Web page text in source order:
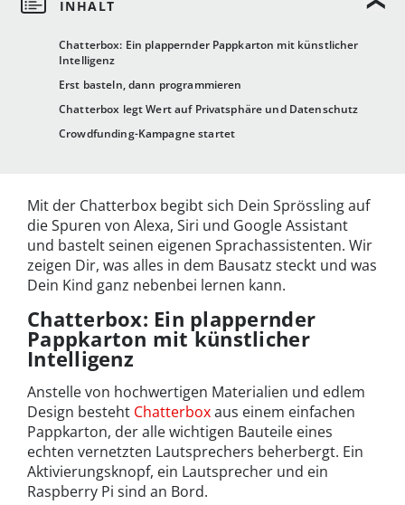
Chatterbox: Ein plappernder Pappkarton mit künstlicher
Intelligenz
Erst basteln, dann programmieren
Chatterbox legt Wert auf Privatsphäre und Datenschutz
Crowdfunding-Kampagne startet
Mit der Chatterbox begibt sich Dein Sprössling auf
die Spuren von Alexa, Siri und Google Assistant
und bastelt seinen eigenen Sprachassistenten. Wir
zeigen Dir, was alles in dem Bausatz steckt und was
Dein Kind ganz nebenbei lernen kann.
Chatterbox: Ein plappernder
Pappkarton mit künstlicher
Intelligenz
Anstelle von hochwertigen Materialien und edlem
Design besteht Chatterboxaus einem einfachen
Pappkarton, der alle wichtigen Bauteile eines
echten vernetzten Lautsprechers beherbergt. Ein
Aktivierungsknopf, ein Lautsprecher und ein
Raspberry Pi sind an Bord.